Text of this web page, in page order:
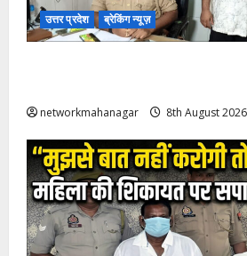
उत्तर प्रदेश ब्रेकिंग न्यूज़
networkmahanagar 8th August 2026